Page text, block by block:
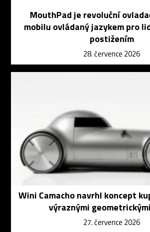
MouthPad je revoluční
mobilu ovládaný jazykem pro
postižením
28. července 2026
Wini Camacho navrhl koncept
výraznými
27. července 2026